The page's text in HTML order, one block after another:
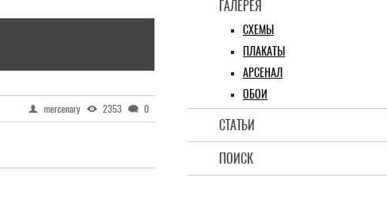
ГАЛЕРЕЯ
СХЕМЫ
ПЛАКАТЫ
АРСЕНАЛ
ОБОИ
СТАТЬИ
ПОИСК
mercenary 2353 0